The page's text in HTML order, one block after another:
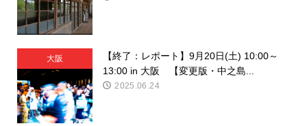
大阪
【終了：レポート】9月20日(土) 10:00～
13:00 in 大阪 【変更版・中之島...
2025.06.24